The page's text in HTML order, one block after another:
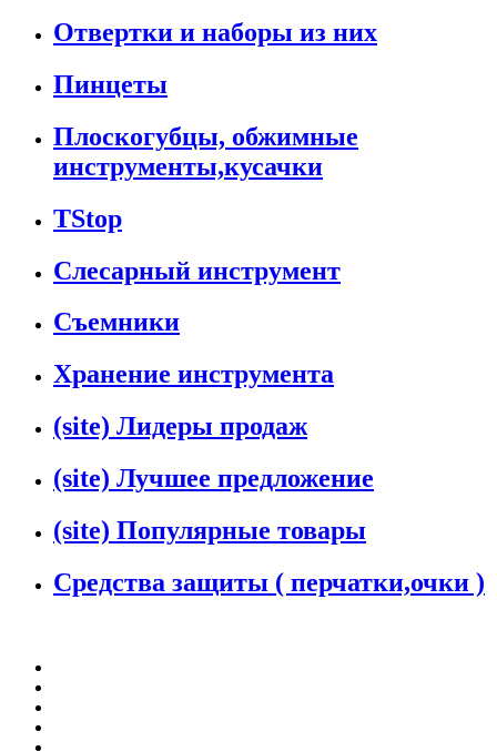
Отвертки и наборы из них
Пинцеты
Плоскогубцы, обжимные
инструменты,кусачки
TStop
Слесарный инструмент
Съемники
Хранение инструмента
(site) Лидеры продаж
(site) Лучшее предложение
(site) Популярные товары
Средства защиты ( перчатки,очки )